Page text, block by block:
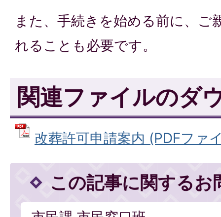
また、手続きを始める前に、ご
れることも必要です。
関連ファイルのダ
改葬許可申請案内 (PDFファ
この記事に関するお